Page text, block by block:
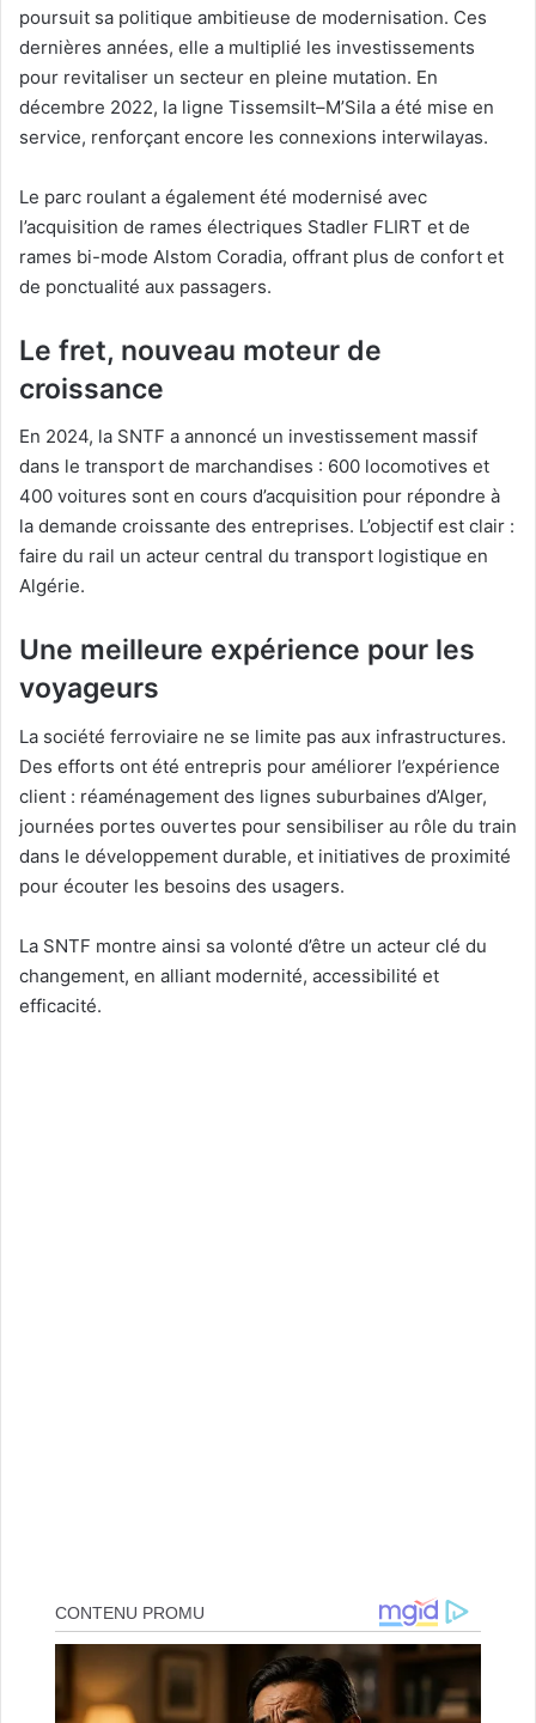
poursuit sa politique ambitieuse de modernisation. Ces
dernières années, elle a multiplié les investissements
pour revitaliser un secteur en pleine mutation. En
décembre 2022, la ligne Tissemsilt–M’Sila a été mise en
service, renforçant encore les connexions interwilayas.
Le parc roulant a également été modernisé avec
l’acquisition de rames électriques Stadler FLIRT et de
rames bi-mode Alstom Coradia, offrant plus de confort et
de ponctualité aux passagers.
Le fret, nouveau moteur de
croissance
En 2024, la SNTF a annoncé un investissement massif
dans le transport de marchandises : 600 locomotives et
400 voitures sont en cours d’acquisition pour répondre à
la demande croissante des entreprises. L’objectif est clair :
faire du rail un acteur central du transport logistique en
Algérie.
Une meilleure expérience pour les
voyageurs
La société ferroviaire ne se limite pas aux infrastructures.
Des efforts ont été entrepris pour améliorer l’expérience
client : réaménagement des lignes suburbaines d’Alger,
journées portes ouvertes pour sensibiliser au rôle du train
dans le développement durable, et initiatives de proximité
pour écouter les besoins des usagers.
La SNTF montre ainsi sa volonté d’être un acteur clé du
changement, en alliant modernité, accessibilité et
efficacité.